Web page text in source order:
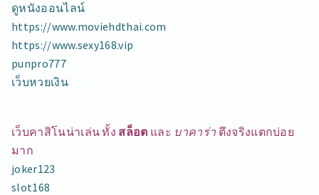
ดูหนังออนไลน์
https://www.moviehdthai.com
https://www.sexy168.vip
punpro777
เว็บหวยเงิน
เว็บคาสิโนน่าเล่น ทั้ง สล็อต และ บาคาร่า ตึงจริงแตกบ่อย
มาก
joker123
slot168